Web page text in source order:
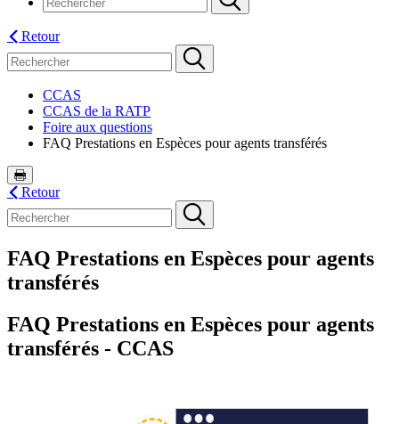
Retour
CCAS
CCAS de la RATP
Foire aux questions
FAQ Prestations en Espèces pour agents transférés
Retour
FAQ Prestations en Espèces pour agents
transférés
FAQ Prestations en Espèces pour agents
transférés - CCAS